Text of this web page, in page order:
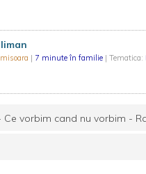
| 7 minute în familie | Tematica:
Ce vorbim cand nu vorbim -